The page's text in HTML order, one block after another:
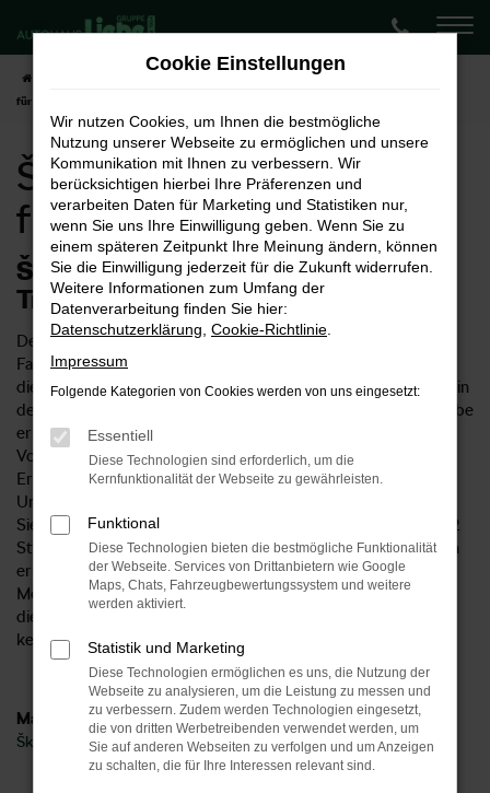
Zum
Hauptinhalt
springen
für Göttingen
Škoda Enyaq Neuwagen
für Göttingen
Škoda Enyaq Neuwagen – Ihr
Traumwagen für Göttingen
Der Škoda Enyaq Neuwagen ist ein ungemein vielseitiges
Fahrzeug. Einerseits eignet sich das Modell natürlich ideal für
die Innenstadt von Göttingen, ist allerdings auch für Fahrten in
der Umgebung und die Autobahn geeignet. Im Autohaus Liebe
erhalten Sie Škoda Enyaq Neuwagen entsprechend Ihrer
Vorstellungen und profitieren von unserer umfangreichen
Erfahrung im Verkauf von Autos. Wussten Sie, dass unser
Unternehmen bereits seit 1954 existiert? Mittlerweile finden
Sie uns an sechs Standorten im Zentrum Deutschlands und 2
Standorte in Norddeutschland und damit ideal aus Göttingen
erreichbar. Gerne beraten wir Sie hinsichtlich all Ihrer
Möglichkeit und sprechen mit Ihnen über die vielen Vorteile,
die ein Škoda Enyaq Neuwagen bietet. Höchste Zeit, um uns
kennen zu lernen.
Marken
Škoda
Cookie Einstellungen
Wir nutzen Cookies, um Ihnen die bestmögliche
Nutzung unserer Webseite zu ermöglichen und unsere
Kommunikation mit Ihnen zu verbessern. Wir
berücksichtigen hierbei Ihre Präferenzen und
verarbeiten Daten für Marketing und Statistiken nur,
wenn Sie uns Ihre Einwilligung geben. Wenn Sie zu
einem späteren Zeitpunkt Ihre Meinung ändern, können
Sie die Einwilligung jederzeit für die Zukunft widerrufen.
Weitere Informationen zum Umfang der
Datenverarbeitung finden Sie hier:
Datenschutzerklärung Cookie-Richtlinie
Impressum
Folgende Kategorien von Cookies werden von uns eingesetzt:
Essentiell
Diese Technologien sind erforderlich, um die
Kernfunktionalität der Webseite zu gewährleisten.
Funktional
Diese Technologien bieten die bestmögliche Funktionalität
der Webseite. Services von Drittanbietern wie Google
Maps, Chats, Fahrzeugbewertungssystem und weitere
werden aktiviert.
Statistik und Marketing
Diese Technologien ermöglichen es uns, die Nutzung der
Webseite zu analysieren, um die Leistung zu messen und
zu verbessern. Zudem werden Technologien eingesetzt,
die von dritten Werbetreibenden verwendet werden, um
Sie auf anderen Webseiten zu verfolgen und um Anzeigen
zu schalten, die für Ihre Interessen relevant sind.